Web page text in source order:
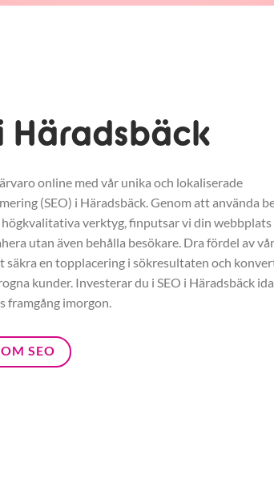
Häradsbäck
online med vår unika och lokaliserade
(SEO) i Häradsbäck. Genom att använda
verktyg, finputsar vi din
utan även behålla besökare. Dra fördel av
säkra en topplacering i sökresultaten och
kunder. Investerar du i SEO i Häradsbäck
framgång imorgon.
SEO